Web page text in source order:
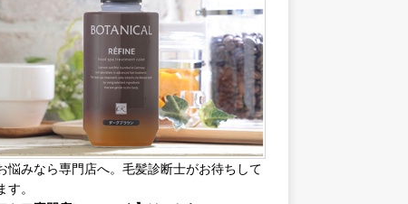
悩みなら専門店へ。毛髪診断士がお待ちして
す。